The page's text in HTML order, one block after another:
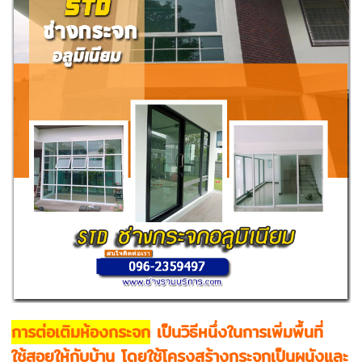
การต่อเติมห้องกระจก เป็นวิธีหนึ่งในการเพิ่มพื้นที่
ใช้สอยให้กับบ้าน โดยใช้โครงสร้างกระจกเป็นผนังและ